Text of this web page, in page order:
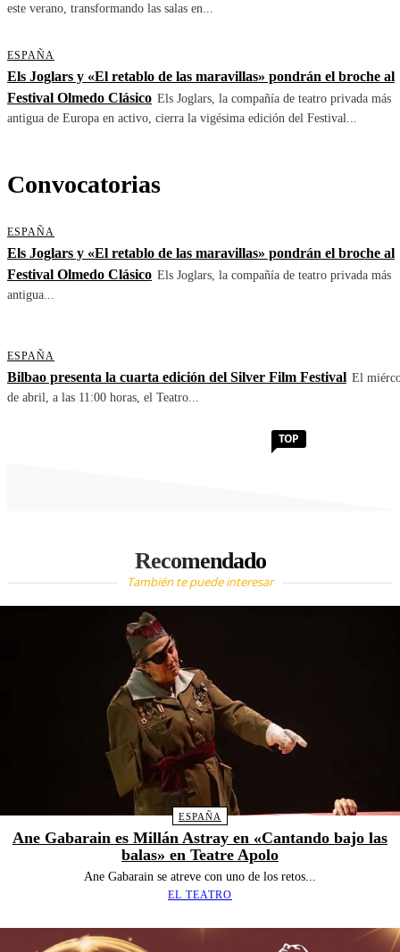
este verano, transformando las salas en...
ESPAÑA
Els Joglars y «El retablo de las maravillas» pondrán el broche al
Festival Olmedo Clásico Els Joglars, la compañía de teatro privada más
antigua de Europa en activo, cierra la vigésima edición del Festival...
Convocatorias
ESPAÑA
Els Joglars y «El retablo de las maravillas» pondrán el broche al
Festival Olmedo Clásico Els Joglars, la compañía de teatro privada más
antigua...
ESPAÑA
Bilbao presenta la cuarta edición del Silver Film Festival El
de abril, a las 11:00 horas, el Teatro...
Recomendado
TOP
También te puede interesar
ESPAÑA
Ane Gabarain es Millán Astray en «Cantando bajo las
balas» en Teatre Apolo
Ane Gabarain se atreve con uno de los retos...
EL TEATRO